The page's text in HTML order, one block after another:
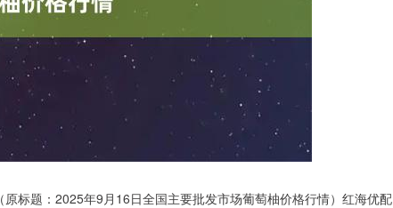
（原标题：2025年9月16日全国主要批发市场葡萄柚价格行情）红海优配
1.02% 14311.01